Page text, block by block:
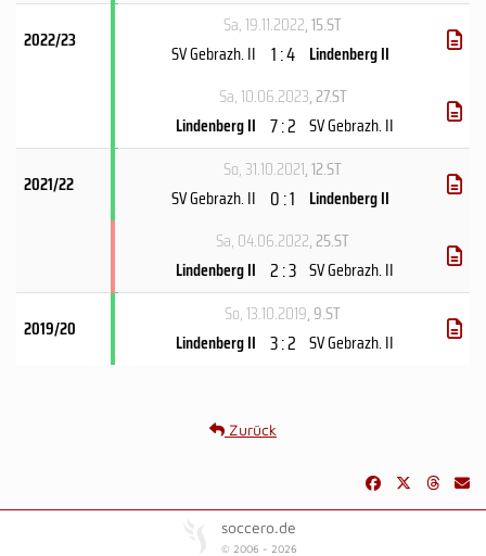
2022/23
Sa, 19.11.2022, 15.ST
SV Gebrazh. II 1 : 4 Lindenberg II
Sa, 10.06.2023, 27.ST
Lindenberg II 7 : 2 SV Gebrazh. II
2021/22
So, 31.10.2021, 12.ST
SV Gebrazh. II 0 : 1 Lindenberg II
Sa, 04.06.2022, 25.ST
Lindenberg II 2 : 3 SV Gebrazh. II
2019/20
So, 13.10.2019, 9.ST
Lindenberg II 3 : 2 SV Gebrazh. II
Zurück
soccero.de
© 2006 - 2026